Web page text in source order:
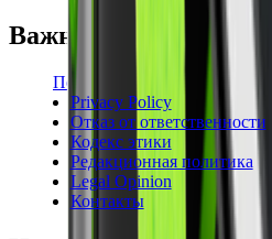
Важная информация
Пользовательское соглашение
Privacy Policy
Отказ от ответственности
Кодекс этики
Редакционная политика
Legal Opinion
Контакты